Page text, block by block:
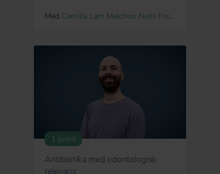
Med Camilla Lam Melchior Niels Frederik Holm
1 point
Antibiotika med odontologisk
relevans